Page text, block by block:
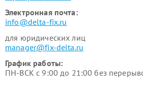
Электронная почта:
info@delta-fix.ru
для юридических лиц
manager@fix-delta.ru
График работы:
ПН-ВСК с 9:00 до 21:00 без